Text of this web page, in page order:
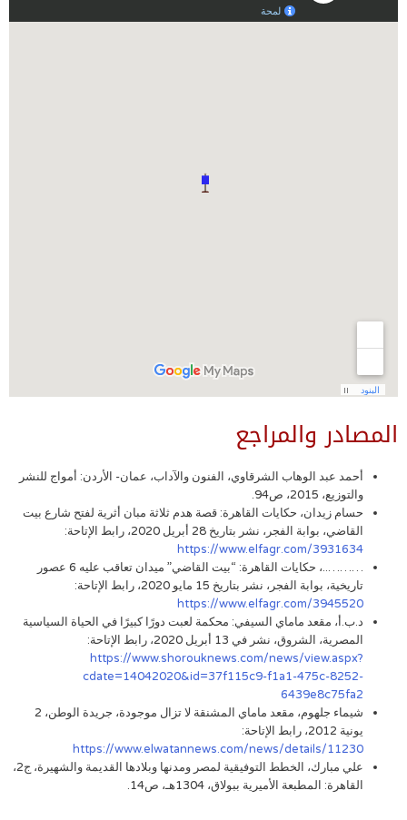
المصادر والمراجع
أحمد عبد الوهاب الشرقاوي، الفنون والآداب، عمان- الأردن: أمواج للنشر
والتوزيع، 2015، ص94.
حسام زيدان، حكايات القاهرة: قصة هدم ثلاثة مبان أثرية لفتح شارع بيت
القاضي، بوابة الفجر، نشر بتاريخ 28 أبريل 2020، رابط الإتاحة:
https://www.elfagr.com/3931634
………..، حكايات القاهرة: “بيت القاضي” ميدان تعاقب عليه 6 عصور
تاريخية، بوابة الفجر، نشر بتاريخ 15 مايو 2020، رابط الإتاحة:
https://www.elfagr.com/3945520
د.ب.أ، مقعد ماماي السيفي: محكمة لعبت دورًا كبيرًا في الحياة السياسية
المصرية، الشروق، نشر في 13 أبريل 2020، رابط الإتاحة:
https://www.shorouknews.com/news/view.aspx?
cdate=14042020&id=37f115c9-f1a1-475c-8252-
6439e8c75fa2
شيماء جلهوم، مقعد ماماي المشنقة لا تزال موجودة، جريدة الوطن، 2
يونية 2012، رابط الإتاحة:
https://www.elwatannews.com/news/details/11230
علي مبارك، الخطط التوفيقية لمصر ومدنها وبلادها القديمة والشهيرة، ج2،
القاهرة: المطبعة الأميرية ببولاق، 1304هـ، ص14.